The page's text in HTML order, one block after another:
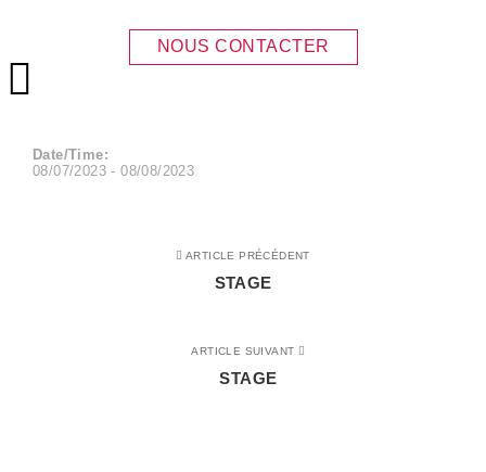
Menu principal
NOUS CONTACTER
STAGE
Date/Time:
08/07/2023 - 08/08/2023
ARTICLE PRÉCÉDENT
STAGE
ARTICLE SUIVANT
STAGE